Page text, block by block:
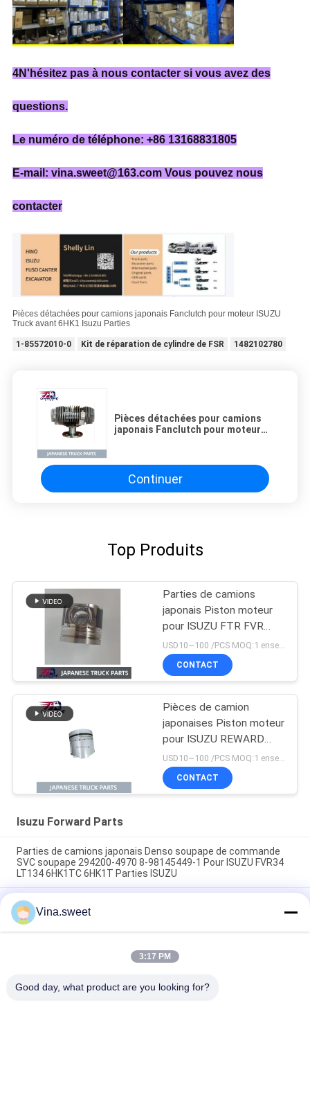
4N'hésitez pas à nous contacter si vous avez des
questions.
Le numéro de téléphone: +86 13168831805
E-mail: vina.sweet@163.com Vous pouvez nous
contacter
Pièces détachées pour camions japonais Fanclutch pour moteur ISUZU
Truck avant 6HK1 Isuzu Parties
1-85572010-0 Kit de réparation de cylindre de FSR 1482102780
Pièces détachées pour camions
japonais Fanclutch pour moteur
Continuer
Top Produits
Parties de camions
japonais Piston moteur
pour ISUZU FTR FVR
FSR 4HK1T 8-
98215307-0
USD10~100 /PCS MOQ:1 ensemble
CONTACT
Pièces de camion
japonaises Piston moteur
pour ISUZU REWARD
NPR NKR 4BD1 4BD1T
OEM 5-12111242-0
CONTACT
Isuzu Forward Parts
Parties de camions japonais Denso soupape de commande
SVC soupape 294200-4970 8-98145449-1 Pour ISUZU FVR34
LT134 6HK1TC 6HK1T Parties ISUZU
Rehausseur d'embrayage de 70mm 1-31800364-0 642-09008
642-09003 utilisation de marque SORL pour camion japonais
ISUZU FVR 6HK1 pièces de camion Isuzu
Turbocompresseur 8-97604975-9 GT4082KLNV Utilisation
pour le camion japonais ISUZU FRR 6HK1-TC Isuzu Truck
Vina.sweet
3:17 PM
Good day, what product are you looking for?